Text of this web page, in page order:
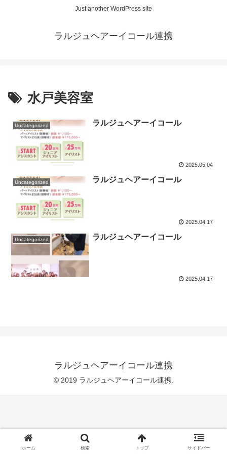
Just another WordPress site
ラルジュヘアーイコール連携
水戸美容室
Uncategorized ラルジュヘアーイコール
2025.05.04
Uncategorized ラルジュヘアーイコール
2025.04.17
Uncategorized ラルジュヘアーイコール
2025.04.17
ラルジュヘアーイコール連携
© 2019 ラルジュヘアーイコール連携.
ホーム 検索 トップ サイドバー